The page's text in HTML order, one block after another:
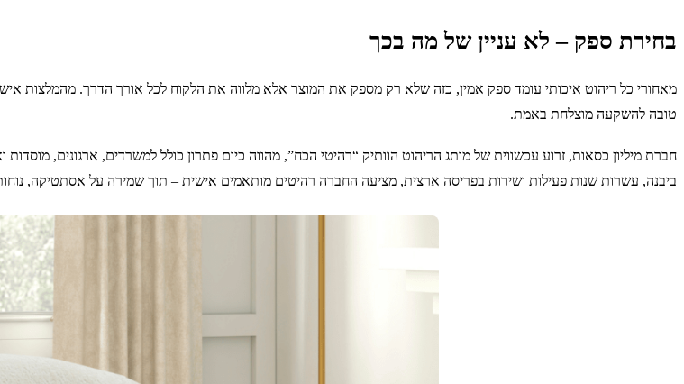
בחירת ספק – לא עניין של מה בכך
מאחורי כל ריהוט איכותי עומד ספק אמין, כזה שלא רק מספק את המוצר אלא מלווה את הלקוח לכל אורך הדרך. מהמלצות
טובה להשקעה מוצלחת באמת.
חברת מיליון כסאות, זרוע עכשווית של מותג הריהוט הוותיק “רהיטי הכח”, מהווה כיום פתרון כולל למשרדים, ארגונים,
ביבנה, עשרות שנות פעילות ושירות בפריסה ארצית, מציעה החברה רהיטים מותאמים אישית – תוך שמירה על אסתטיקה,